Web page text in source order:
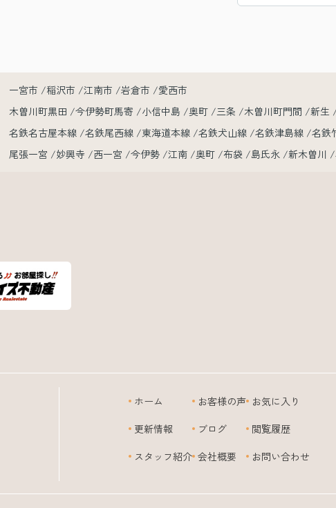
もう一部屋空きがあると
この度は本当にありがと
一宮市 稲沢市 江南市 岩倉市
愛西市
木曽川町黒田 今伊勢町馬寄 小信中島 奥町 三条 木曽川町門間 新生
名鉄名古屋本線 名鉄尾西線 東海道本線 名鉄犬山線 名鉄津島線 名鉄
尾張一宮 妙興寺 西一宮 今伊勢 江南 奥町 布袋 島氏永 新木曽川
ホーム
更新情報
スタッフ紹介
お客様の声
ブログ
会社概要
お気に入り
閲覧履歴
お問い合わせ